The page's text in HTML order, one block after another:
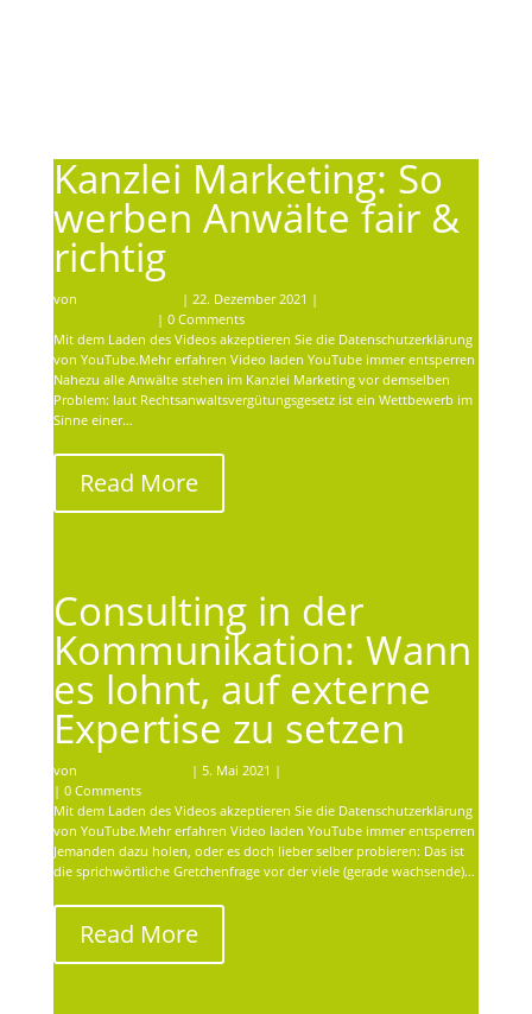
Kanzlei Marketing: So
werben Anwälte fair &
richtig
von | 22. Dezember 2021 |
| 0 Comments
Mit dem Laden des Videos akzeptieren Sie die Datenschutzerklärung
von YouTube.Mehr erfahren Video laden YouTube immer entsperren
Nahezu alle Anwälte stehen im Kanzlei Marketing vor demselben
Problem: laut Rechtsanwaltsvergütungsgesetz ist ein Wettbewerb im
Sinne einer…
Read More
Consulting in der
Kommunikation: Wann
es lohnt, auf externe
Expertise zu setzen
von | 5. Mai 2021 |
| 0 Comments
Mit dem Laden des Videos akzeptieren Sie die Datenschutzerklärung
von YouTube.Mehr erfahren Video laden YouTube immer entsperren
Jemanden dazu holen, oder es doch lieber selber probieren: Das ist
die sprichwörtliche Gretchenfrage vor der viele (gerade wachsende)…
Read More